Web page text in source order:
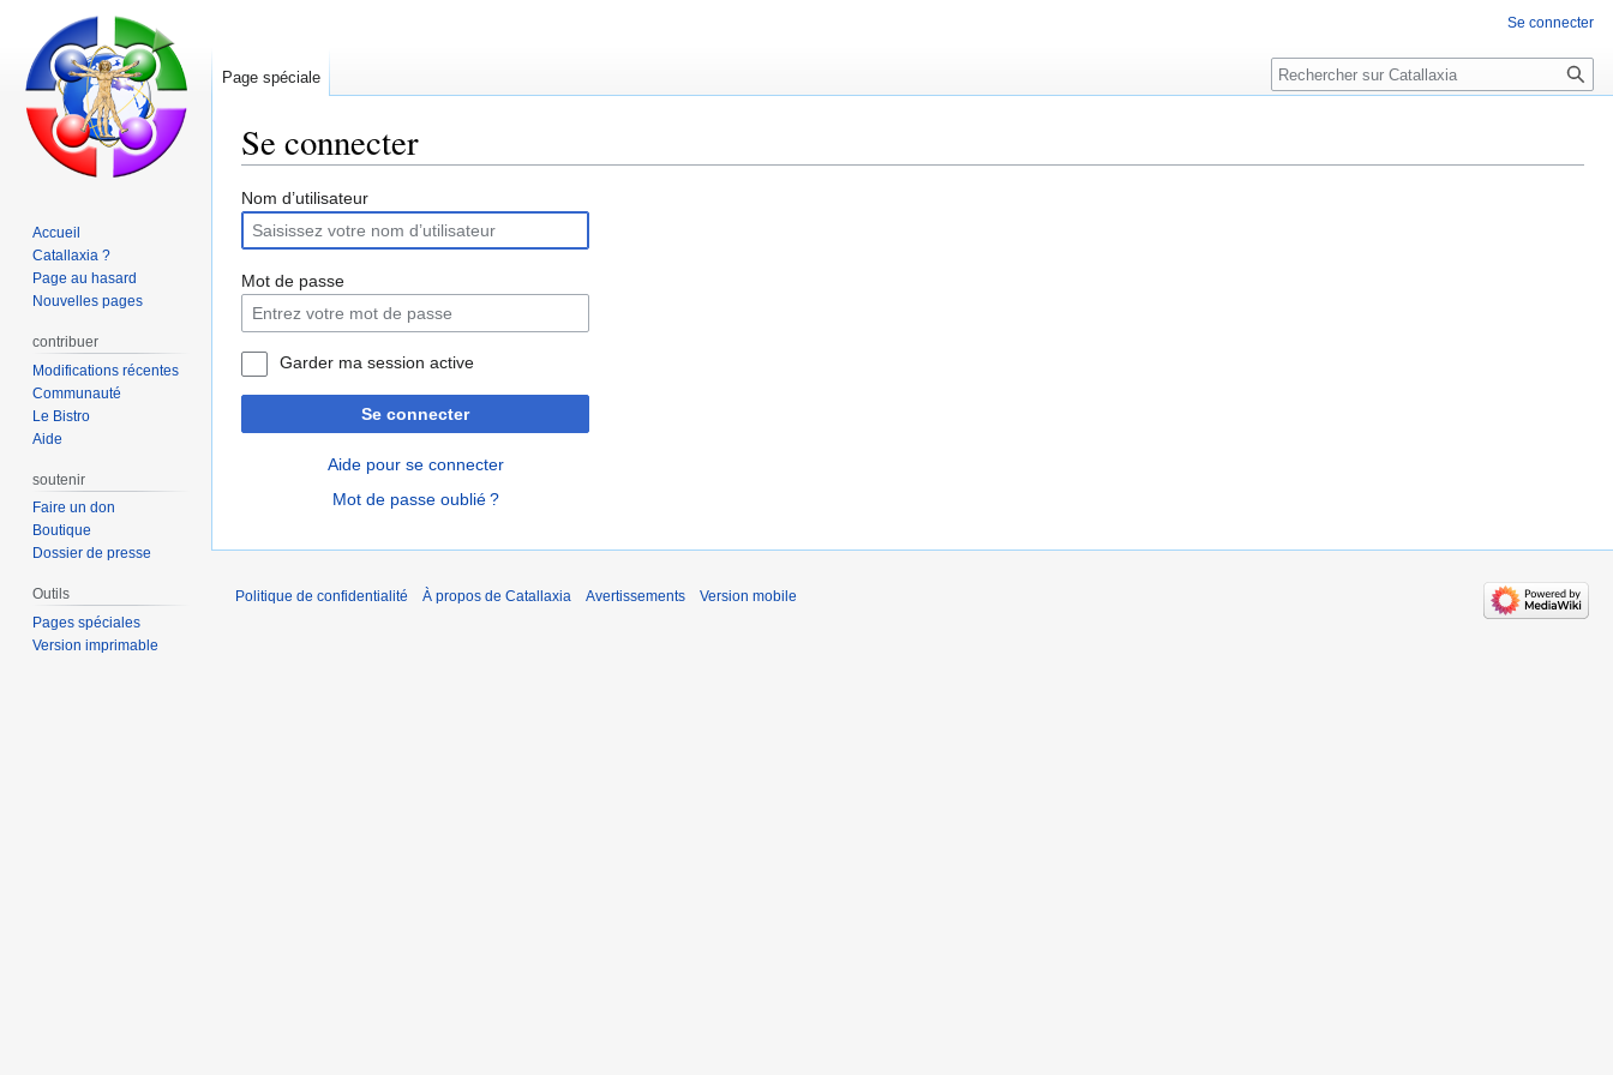
Se connecter
Aller
la
navigation
Aller
la
recherche
Nom d’utilisateur
Mot de passe
Garder ma session active
Se connecter
Aide pour se connecter
Mot de passe oublié ?
Se connecter
Page spéciale Rechercher
Accueil
Catallaxia ?
Page au hasard
Nouvelles pages
contribuer
Modifications récentes
Communauté
Le Bistro
Aide
soutenir
Faire un don
Boutique
Dossier de presse
Outils
Pages spéciales
Version imprimable
Politique de confidentialité À propos de Catallaxia Avertissements Version mobile